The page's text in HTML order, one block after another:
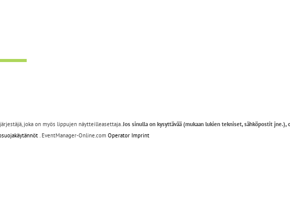
joka on myös lippujen näytteilleasettaja.Jos sinulla on kysyttävää (mukaan lukien tekniset, sähköpostit jne.),
. EventManager-Online.com Operator Imprint